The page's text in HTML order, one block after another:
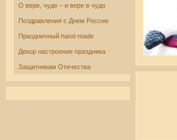
О вере, чуде – и вере в чудо
Поздравления с Днем России
Праздничный hand-made
Декор настроение праздника
Защитникам Отечества